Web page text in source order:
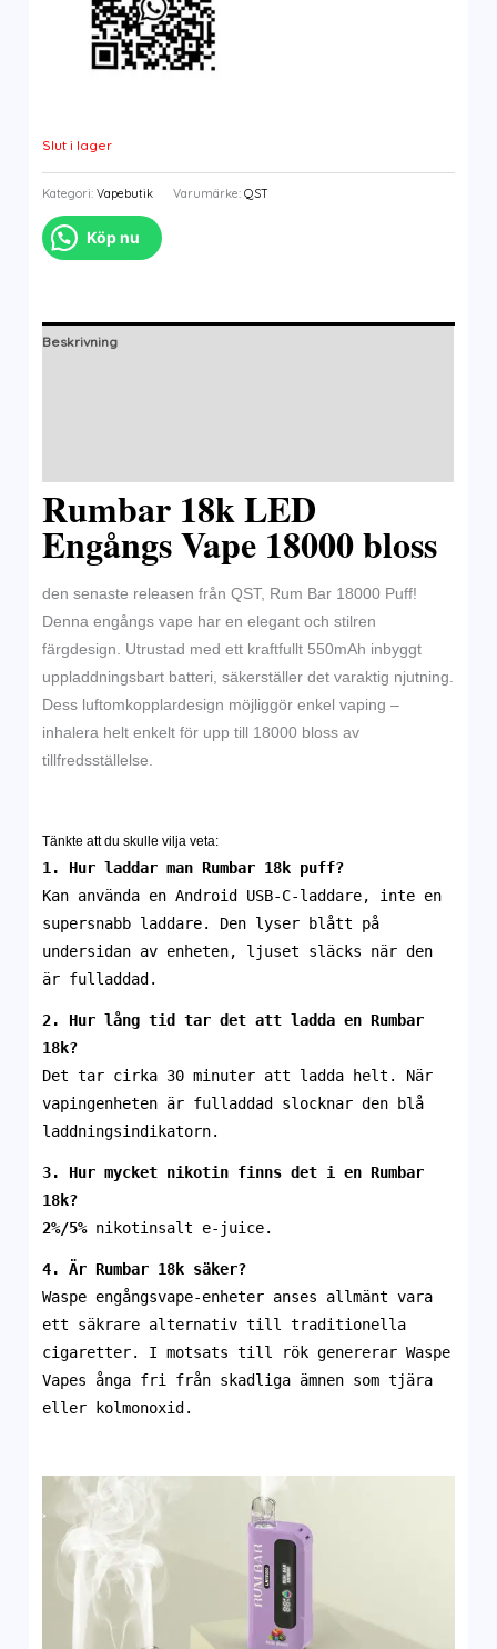
Slut i lager
Kategori:Vapebutik Varumärke:QST
Köp nu
Beskrivning
Rumbar 18k LED
Engångs Vape 18000 bloss
den senaste releasen från QST, Rum Bar 18000 Puff!
Denna engångs vape har en elegant och stilren
färgdesign. Utrustad med ett kraftfullt 550mAh inbyggt
uppladdningsbart batteri, säkerställer det varaktig njutning.
Dess luftomkopplardesign möjliggör enkel vaping –
inhalera helt enkelt för upp till 18000 bloss av
tillfredsställelse.
Tänkte att du skulle vilja veta:
1. Hur laddar man Rumbar 18k puff?
Kan använda en Android USB-C-laddare, inte en
supersnabb laddare. Den lyser blått på
undersidan av enheten, ljuset släcks när den
är fulladdad.
2. Hur lång tid tar det att ladda enRumbar
18k?
Det tar cirka 30 minuter att ladda helt. När
vapingenheten är fulladdad slocknar den blå
laddningsindikatorn.
3. Hur mycket nikotin finns det i enRumbar
18k?
2%/5%nikotinsalt e-juice.
4. ÄrRumbar 18k säker?
Waspe engångsvape-enheter anses allmänt vara
ett säkrare alternativ till traditionella
cigaretter. I motsats till rök genererar Waspe
Vapes ånga fri från skadliga ämnen som tjära
eller kolmonoxid.